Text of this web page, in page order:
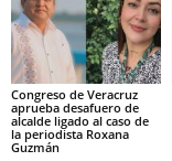
Congreso de Veracruz
aprueba desafuero de
alcalde ligado al caso de
la periodista Roxana
Guzmán